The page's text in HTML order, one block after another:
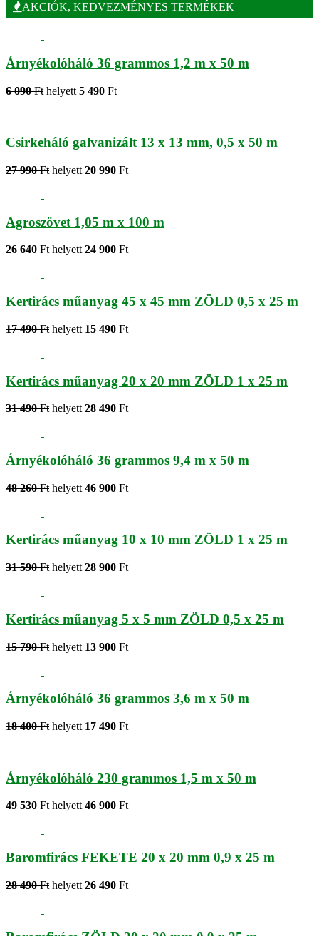
AKCIÓK, KEDVEZMÉNYES TERMÉKEK
Árnyékolóháló 36 grammos 1,2 m x 50 m
6 090 Ft helyett 5 490 Ft
Csirkeháló galvanizált 13 x 13 mm, 0,5 x 50 m
27 990 Ft helyett 20 990 Ft
Agroszövet 1,05 m x 100 m
26 640 Fthelyett24 900 Ft
Kertirács műanyag 45 x 45 mm ZÖLD 0,5 x 25 m
17 490 Ft helyett 15 490 Ft
Kertirács műanyag 20 x 20 mm ZÖLD 1 x 25 m
31 490 Ft helyett 28 490 Ft
Árnyékolóháló 36 grammos 9,4 m x 50 m
48 260 Ft helyett 46 900 Ft
Kertirács műanyag 10 x 10 mm ZÖLD 1 x 25 m
31 590 Ft helyett 28 900 Ft
Kertirács műanyag 5 x 5 mm ZÖLD 0,5 x 25 m
15 790 Ft helyett 13 900 Ft
Árnyékolóháló 36 grammos 3,6 m x 50 m
18 400 Ft helyett 17 490 Ft
Árnyékolóháló 230 grammos 1,5 m x 50 m
49 530 Fthelyett46 900 Ft
Baromfirács FEKETE 20 x 20 mm 0,9 x 25 m
28 490 Ft helyett 26 490 Ft